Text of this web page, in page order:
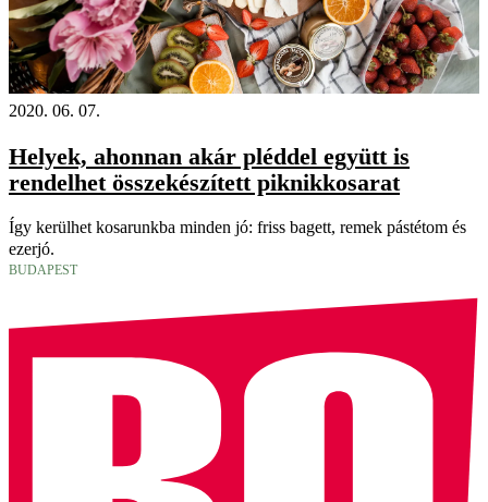
2020. 06. 07.
Helyek, ahonnan akár pléddel együtt is
rendelhet összekészített piknikkosarat
Így kerülhet kosarunkba minden jó: friss bagett, remek pástétom és
ezerjó.
BUDAPEST